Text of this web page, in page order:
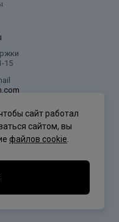
15
офиса
дом 10, офис 5
сайт работал
сайтом, вы
файлов cookie